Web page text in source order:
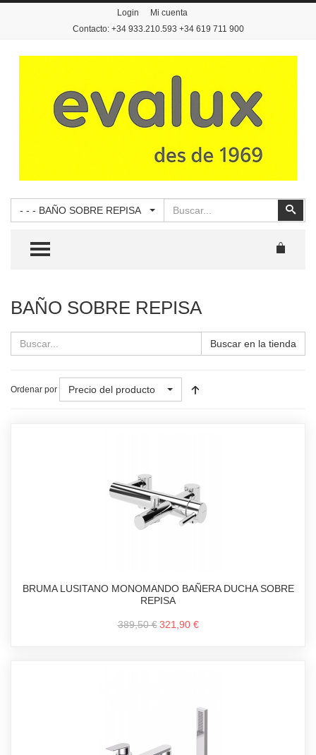
Login
Mi cuenta
Contacto: +34 933.210.593 +34 619 711 900
- - - BAÑO SOBRE REPISA
TOGGLE MENU
BAÑO SOBRE REPISA
Buscar en la tienda
Ordenar por Precio del producto
BRUMA LUSITANO MONOMANDO BAÑERA DUCHA SOBRE
REPISA
389,50 € 321,90 €